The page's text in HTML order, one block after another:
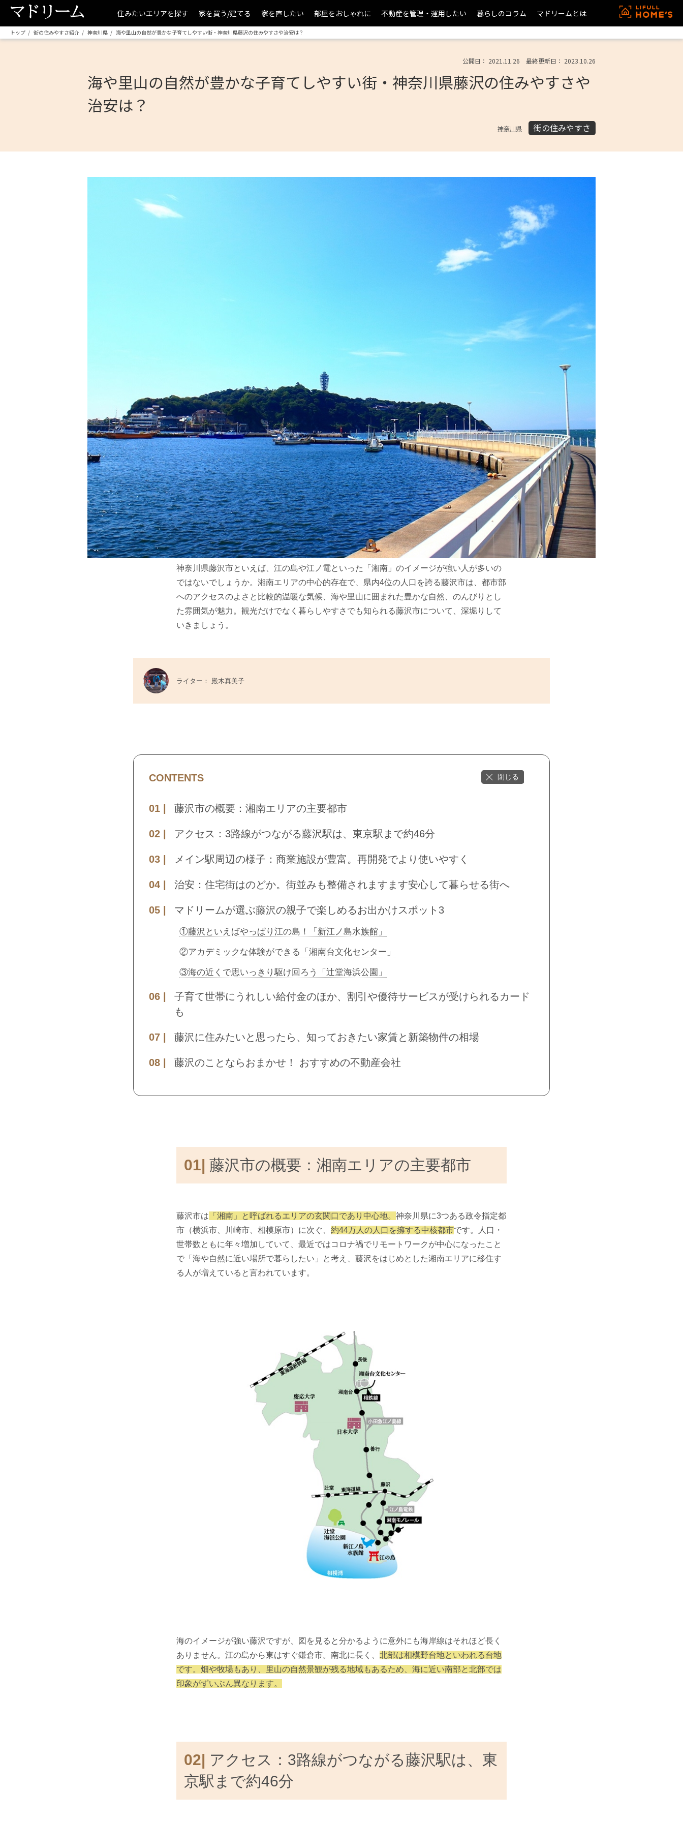
住みたいエリアを探す 家を買う/建てる 家を直したい 部屋をおしゃれに 不動産を管理・運用したい 暮らしのコラム マドリームとは
トップ 街の住みやすさ紹介 神奈川県 海や里山の自然が豊かな子育てしやすい街・神奈川県藤沢の住みやすさや治安は？
公開日： 2021.11.26 最終更新日： 2023.10.26
海や里山の自然が豊かな子育てしやすい街・神奈川県藤沢の住みやすさや
治安は？
神奈川県 街の住みやすさ
神奈川県藤沢市といえば、江の島や江ノ電といった「湘南」のイメージが強い人が多いの
ではないでしょうか。湘南エリアの中心的存在で、県内4位の人口を誇る藤沢市は、都市部
へのアクセスのよさと比較的温暖な気候、海や里山に囲まれた豊かな自然、のんびりとし
た雰囲気が魅力。観光だけでなく暮らしやすさでも知られる藤沢市について、深堀りして
いきましょう。
ライター： 殿木真美子
CONTENTS
藤沢市の概要：湘南エリアの主要都市
アクセス：3路線がつながる藤沢駅は、東京駅まで約46分
メイン駅周辺の様子：商業施設が豊富。再開発でより使いやすく
治安：住宅街はのどか。街並みも整備されますます安心して暮らせる街へ
マドリームが選ぶ藤沢の親子で楽しめるお出かけスポット3
①藤沢といえばやっぱり江の島！「新江ノ島水族館」
②アカデミックな体験ができる「湘南台文化センター」
③海の近くで思いっきり駆け回ろう「辻堂海浜公園」
子育て世帯にうれしい給付金のほか、割引や優待サービスが受けられるカード
も
藤沢に住みたいと思ったら、知っておきたい家賃と新築物件の相場
藤沢のことならおまかせ！ おすすめの不動産会社
01| 藤沢市の概要：湘南エリアの主要都市
藤沢市は 「湘南」と呼ばれるエリアの玄関口であり中心地。 神奈川県に3つある政令指定都
市（横浜市、川崎市、相模原市）に次ぐ、 約44万人の人口を擁する中核都市です。人口・
世帯数ともに年々増加していて、最近ではコロナ禍でリモートワークが中心になったこと
で「海や自然に近い場所で暮らしたい」と考え、藤沢をはじめとした湘南エリアに移住す
る人が増えていると言われています。
海のイメージが強い藤沢ですが、図を見ると分かるように意外にも海岸線はそれほど長く
ありません。江の島から東はすぐ鎌倉市。南北に長く、 北部は相模野台地といわれる台地
です。畑や牧場もあり、里山の自然景観が残る地域もあるため、海に近い南部と北部では
印象がずいぶん異なります。
02| アクセス：3路線がつながる藤沢駅は、東
京駅まで約46分